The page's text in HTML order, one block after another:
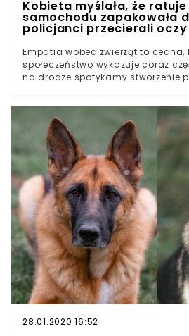
Kobieta myślała, że ratuje
samochodu zapakowała
policjanci przecierali oczy
Empatia wobec zwierząt to cecha,
społeczeństwo wykazuje coraz
na drodze spotykamy stworzenie
odruchem, jednak granica
a dzikim mieszkańcem lasu
Historia, która wydarzyła się we
Warmii i Mazurach, pokazuje, że
prowadzić do sytuacji, które
nawet doświadczonych
między empatią a
zwierzę przypominające
zapakowała do samochodu
inwazyjnego gatunku
28.01.2020 16:52